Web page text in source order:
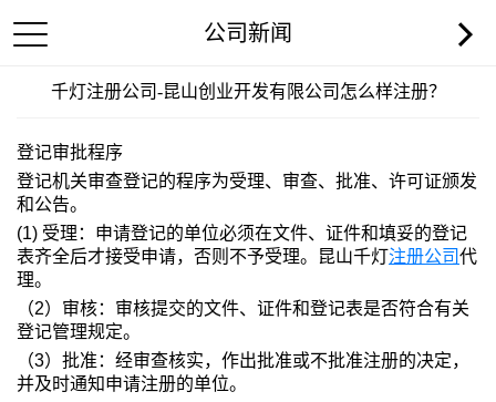
公司新闻
千灯注册公司-昆山创业开发有限公司怎么样注册？
登记审批程序
登记机关审查登记的程序为受理、审查、批准、许可证颁发
和公告。
(1) 受理：申请登记的单位必须在文件、证件和填妥的登记
表齐全后才接受申请，否则不予受理。昆山千灯注册公司代
理。
（2）审核：审核提交的文件、证件和登记表是否符合有关
登记管理规定。
（3）批准：经审查核实，作出批准或不批准注册的决定，
并及时通知申请注册的单位。